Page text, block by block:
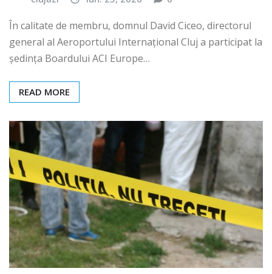
În calitate de membru, domnul David Ciceo, directorul
general al Aeroportului Internațional Cluj a participat la
ședința Boardului ACI Europe…
READ MORE